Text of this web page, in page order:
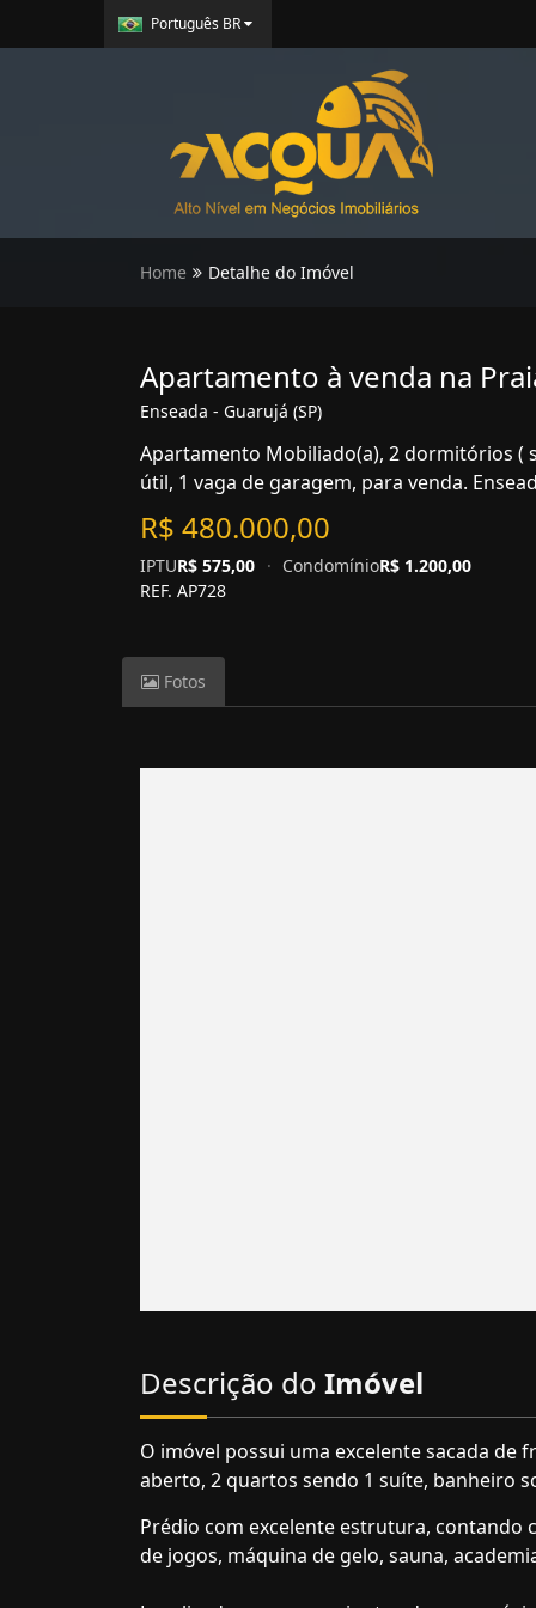
Português BR
Home Detalhe do Imóvel
Apartamento à venda na
Enseada - Guarujá (SP)
Apartamento Mobiliado(a), 2 dormitórios (
útil, 1 vaga de garagem, para venda.
R$ 480.000,00
IPTUR$ 575,00 · CondomínioR$ 1.200,00
REF. AP728
Fotos
Descrição do Imóvel
O imóvel possui uma excelente sacada de
aberto, 2 quartos sendo 1 suíte, banheiro
Prédio com excelente estrutura, contando
de jogos, máquina de gelo, sauna,